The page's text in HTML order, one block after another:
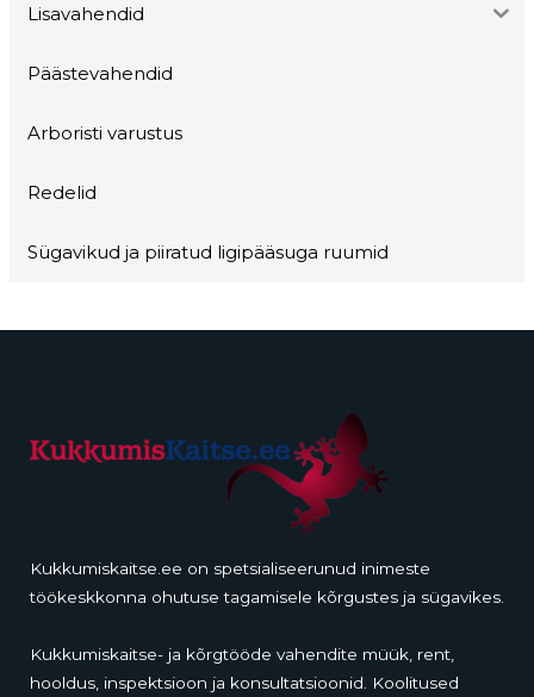
Lisavahendid
Päästevahendid
Arboristi varustus
Redelid
Sügavikud ja piiratud ligipääsuga ruumid
Kukkumiskaitse.ee on spetsialiseerunud inimeste
töökeskkonna ohutuse tagamisele kõrgustes ja sügavikes.
Kukkumiskaitse- ja kõrgtööde vahendite müük, rent,
hooldus, inspektsioon ja konsultatsioonid. Koolitused